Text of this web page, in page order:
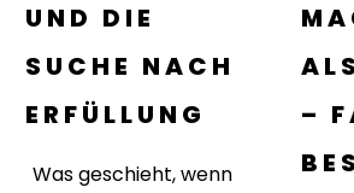
UND DIE
SUCHE NACH
ERFÜLLUNG
Was geschieht, wenn
–